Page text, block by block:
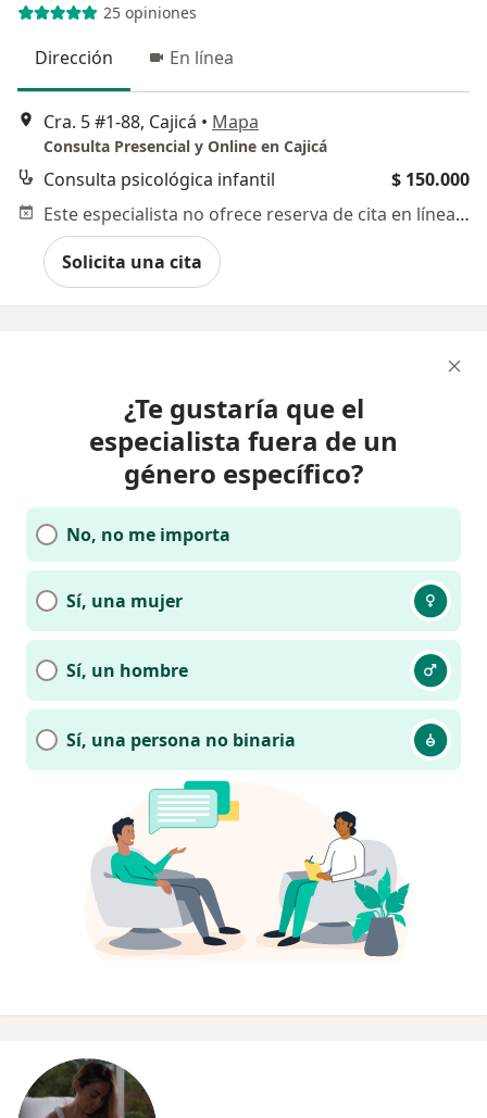
25 opiniones
Dirección En línea
Cra. 5 #1-88, Cajicá • Mapa
Consulta Presencial y Online en Cajicá
Consulta psicológica infantil
$ 150.000
Este especialista no ofrece reserva de cita en línea en esta dirección.
Solicita una cita
¿Te gustaría que el
especialista fuera de un
género específico?
No, no me importa
Sí, una mujer
Sí, un hombre
Sí, una persona no binaria